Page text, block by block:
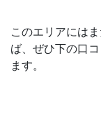
このエリアには
ば、ぜひ下の口
ます。